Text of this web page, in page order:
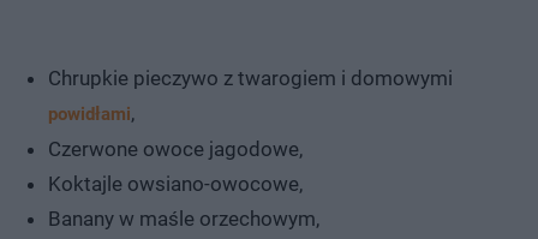
Chrupkie pieczywo z twarogiem i domowymi
powidłami,
Czerwone owoce jagodowe,
Koktajle owsiano-owocowe,
Banany w maśle orzechowym,